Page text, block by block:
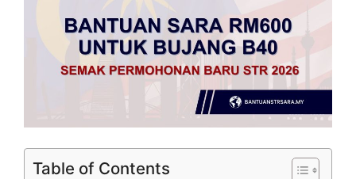
Table of Contents